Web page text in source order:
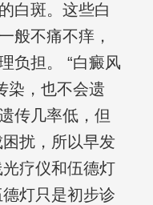
白斑。这些白
般不痛不痒，
负担。 “白癜风
染，也不会遗
传几率低，但
扰，所以早发
疗仪和伍德灯
灯只是初步诊